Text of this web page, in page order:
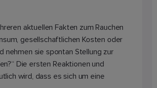
aktuellen Fakten zum Rauchen
gesellschaftlichen Kosten oder
nehmen sie spontan Stellung zur
Die ersten Reaktionen und
wird, dass es sich um eine